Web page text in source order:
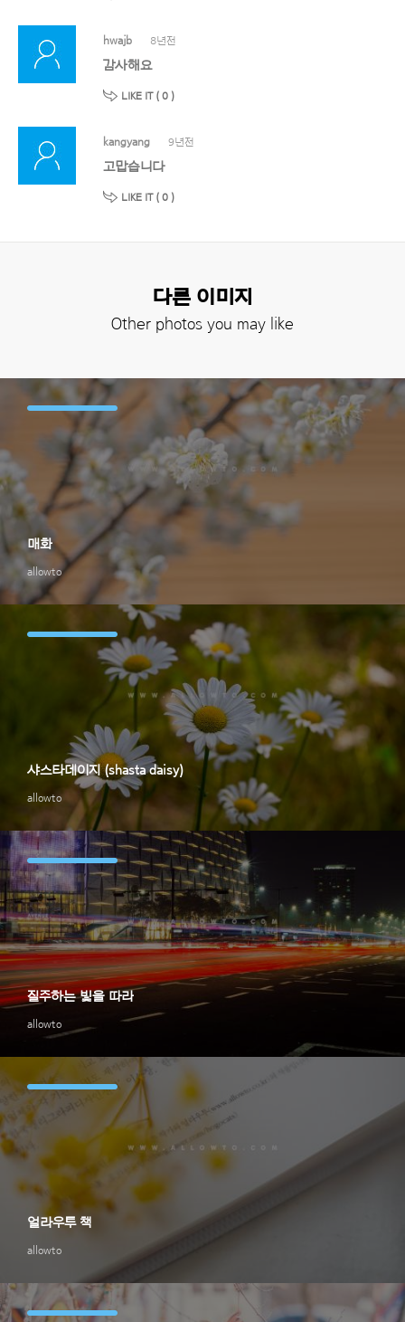
hwajb 8년전
감사해요
LIKE IT ( 0 )
kangyang 9년전
고맙습니다
LIKE IT ( 0 )
다른 이미지
Other photos you may like
allowto
매화
allowto
샤스타데이지 (shasta daisy)
allowto
질주하는 빛을 따라
allowto
얼라우투 책